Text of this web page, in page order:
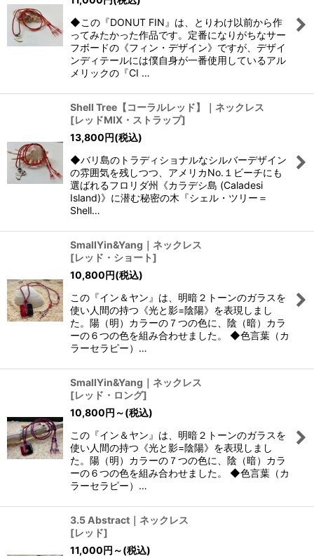
◆この『DONUT FIN』は、とりわけ以前から作
ってみたかった作品です。定番になりがちなサー
フボードの《フィン・デザイン》ですが、デザイ
ンディテールには僕自身が一番使用しているアル
メリックの『CI …
Shell Tree【コーラルレッド】｜ネックレス
[レッドMIX・ストラップ]
13,800円(税込)
◆バリ島のトラディショナルなシルバーデザイン
の雰囲気を残しつつ、アメリカNo.１ビーチにも
選ばれるフロリダ州《カラデシ島 (Caladesi
Island)》に潜む秘密の木『シェル・ツリー＝
Shell…
SmallYin&Yang｜ネックレス
[レッド・ショート]
10,800円(税込)
この『イン＆ヤン』は、明暗２トーンのガラスを
使い人間の持つ《光と影=陰陽》を表現しまし
た。陽（明）カラーの７つの色に、陰（暗）カラ
ーの６つの色を組み合わせました。 ◆色言葉（カ
ラーセラピー）…
SmallYin&Yang｜ネックレス
[レッド・ロング]
10,800円 ～(税込)
この『イン＆ヤン』は、明暗２トーンのガラスを
使い人間の持つ《光と影=陰陽》を表現しまし
た。陽（明）カラーの７つの色に、陰（暗）カラ
ーの６つの色を組み合わせました。 ◆色言葉（カ
ラーセラピー）…
3.5 Abstract｜ネックレス
[レッド]
11,000円 ～(税込)